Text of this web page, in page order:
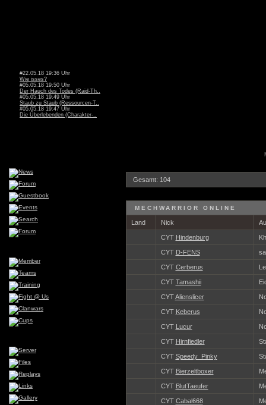
#22.05.18 19:36 Uhr
Wie isses?
#05.05.18 19:50 Uhr
Der Hauch des Todes (Raid-Th..
#05.05.18 19:49 Uhr
Staub zu Staub (Ressourcen-T..
#05.05.18 19:47 Uhr
Die Überlebenden (Charakter-..
Gesamt: 104
MECHWARRIOR ONLINE
Land Nick
CYT Hindenburg
CYT D-FENS
CYT Cerberus
CYT Tamashii
CYTAlienslicer
CYT Keberus
CYT Lucur
CYT Hirnfiedler
CYT Speedy_Pinky
CYT Bierzeltboxer
CYT BlutTaeufer
CYT Cabal668